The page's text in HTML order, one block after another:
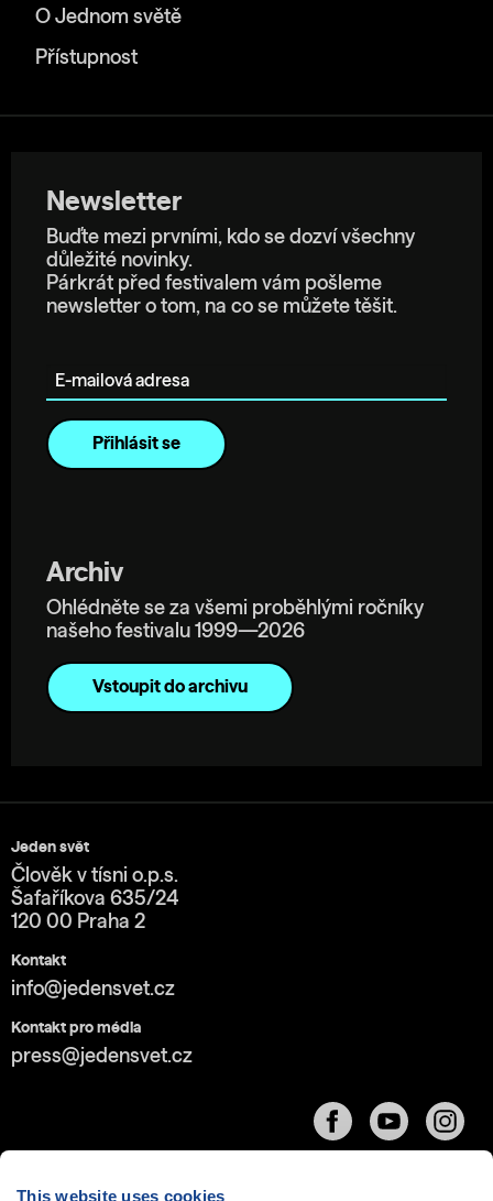
This website uses cookies
O Jednom světě
Přístupnost
Newsletter
Buďte mezi prvními, kdo se dozví všechny
důležité novinky.
Párkrát před festivalem vám pošleme
newsletter o tom, na co se můžete těšit.
Archiv
Ohlédněte se za všemi proběhlými ročníky
našeho festivalu 1999—2026
Vstoupit do archivu
Jeden svět
Člověk v tísni o.p.s.
Šafaříkova 635/24
120 00 Praha 2
Kontakt
info@jedensvet.cz
Kontakt pro média
press@jedensvet.cz